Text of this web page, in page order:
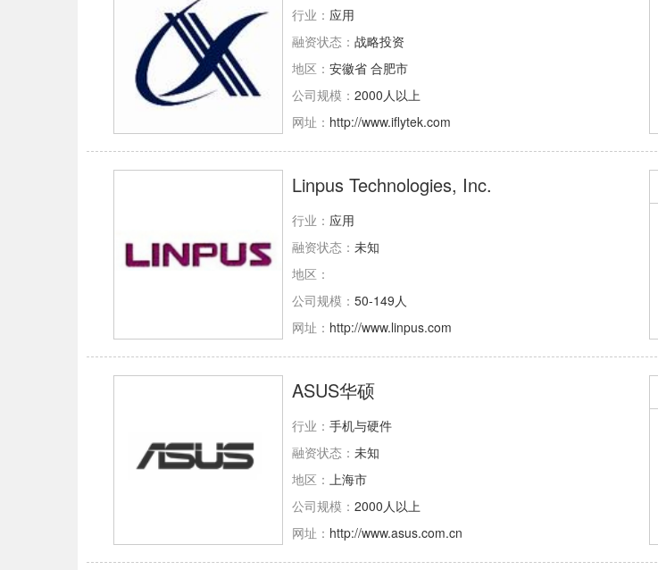
行业： 应用
融资状态： 战略投资
地区： 安徽省 合肥市
公司规模： 2000人以上
网址： http://www.iflytek.com
Linpus Technologies, Inc.
行业： 应用
融资状态： 未知
地区：
公司规模： 50-149人
网址： http://www.linpus.com
ASUS华硕
行业： 手机与硬件
融资状态： 未知
地区： 上海市
公司规模： 2000人以上
网址： http://www.asus.com.cn